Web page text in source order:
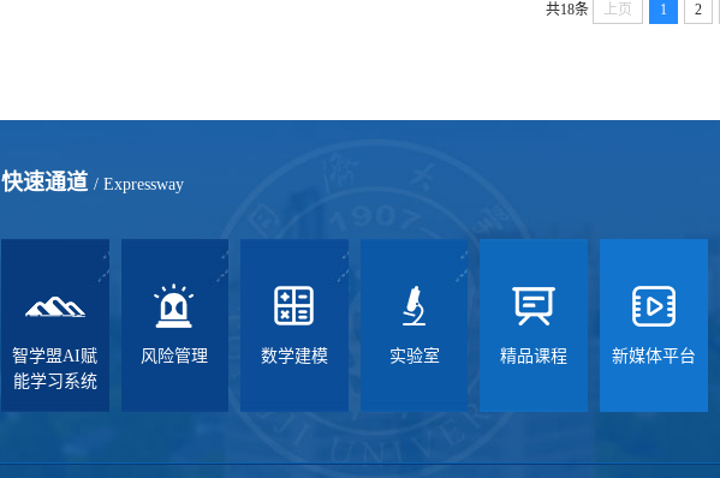
共18条 上页 1 2
快速通道 / Expressway
智学盟AI赋
能学习系统
风险管理 数学建模 实验室 精品课程 新媒体平台